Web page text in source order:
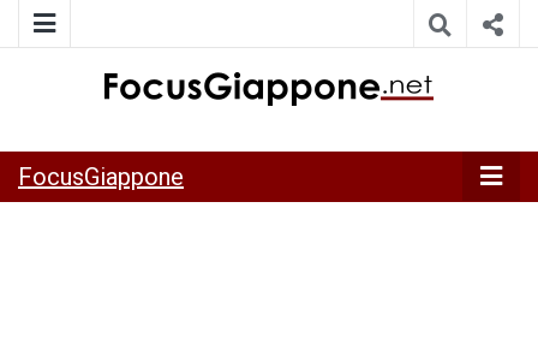
della Japan Italy Economic Federation
FocusGiappone